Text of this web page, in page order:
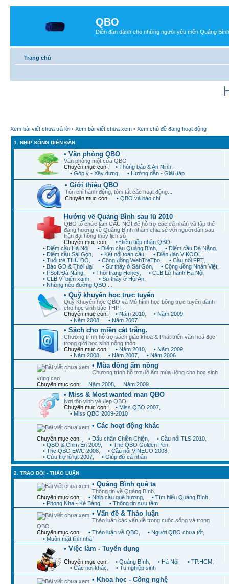
QBO
Diễn đàn dành cho những người yêu mến Quảng Bình
Trang chủ
Xem bài viết chưa trả lời • Xem bài viết chưa xem • Xem chủ đề đang hoạt động
1. NHỊP SỐNG DIỄN ĐÀN
• Văn phòng QBO
Văn phòng một cửa QBO
Chuyên mục con:
• Thông báo & An Ninh
• Góp ý - Xây dựng
• Hướng dẫn - Giải đáp
• Giới thiệu QBO
Tôn chỉ hành động, tóm tắt các hoạt động...
Chuyên mục con:
• QBO và báo chí
Hướng về Quảng Bình sau lũ 2010
QBO tổ chức làm CẦU NỐI để hỗ trợ các cá nhân và tập thể
đang hướng về Quảng Bình nhằm chia sẻ với người dân sau
trận đại hồng thủy lịch sử
Chuyên mục con:
• Điểm tiếp nhận QBO
• Điểm cầu Hà Nội
• Điểm cầu Quảng Bình • Điểm cầu Đà Nẵng
• Điểm cầu Sài Gòn
• Kết nối toàn cầu • Diễn đàn VIKOOL
• Tuổi trẻ THỦ ĐÔ
• Cộng đồng WebTreTho • Cầu nối FPT
• Báo GD & Thời đại
• Sư thầy ở Sài Gòn • Cộng đồng Nhân Việt
• FSoft Đà Nẵng
• Thời trang Honey • CLB Lữ hành Hà Nội
• CLB Vì biển xanh
• Sư thầy ở Hội An
• Những nẻo đường QBO ...
• Quỹ khuyến học trực tuyến
Quỹ Khuyến học QBO và Mô hình học bổng trực tuyến dành
cho học sinh bậc THPT.
Chuyên mục con:
• Năm 2010 • Năm 2009
• Năm 2008
• Năm 2007
• Sách cho miền cát trắng.
Chương trình hỗ trợ sách giáo khoa & Phát triển văn hoá đọc
trong giới học sinh nông thôn.
Chuyên mục con:
• Năm 2010 • Năm 2009
• Năm 2008
• Năm 2007 • Năm 2006
• Mùa đông ấm nồng
Chương trình hỗ trợ đồ ấm mùa đông cho học sinh
vùng cao.
Chuyên mục con:
Năm 2008 Năm 2009
• Miss & Most wanted man QBO
Nơi tôn vinh vẻ đẹp QBO.
Chuyên mục con:
• Miss QBO 2007
• Miss QBO 2009-2010
• Các hoạt động khác
Chuyên mục con: • Dấu chân Chiền Chiện • Cầu nối TLS 2010
• QBO & Chim Én 2009
• The QBO Golden Pen
• The QBO EWC 2008
• Cầu nối VINECO 2008
• Cứu trợ lũ lụt 2007
• Giúp đỡ cá nhân
2. TRAO ĐỔI - THẢO LUẬN
• Quảng Bình quê ta
Thông tin về Quảng Bình.
Chuyên mục con:
• Nhịp cầu quê hương • Tìm hiểu Quảng Bình
• Phong Nha - Kẻ Bàng
• Thông tin sưu tầm
• Vấn đề & Thảo luận
Thảo luận các vấn đề trong cuộc sống và trong
QBO.
Chuyên mục con:
• Thảo luận về QBO • Người QBO chưa tốt
• Muôn mặt tỉnh nhà
• Việc làm - Tuyển dụng
Chuyên mục con: • Quảng Bình • Hà Nội • TP.HCM
• Các nơi khác
• Tu nghiệp sinh
• Khoa học - Công nghệ